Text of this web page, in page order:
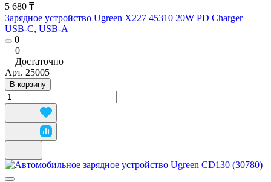
5 680 ₸
Зарядное устройство Ugreen X227 45310 20W PD Charger
USB-C, USB-A
0
0
Достаточно
Арт. 25005
В корзину